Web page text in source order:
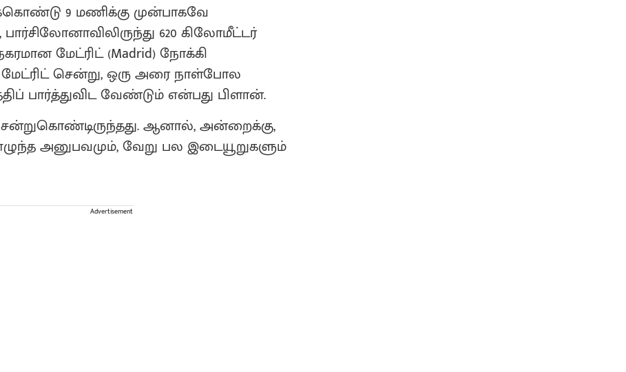
9 மணிக்கு முன்பாகவே
620 கிலோமீட்டர்
மேட்ரிட் (Madrid) நோக்கி
சென்று, ஒரு அரை நாள்போல
பார்த்துவிட வேண்டும் என்பது பிளான்.
ஆனால், அன்றைக்கு,
அனுபவமும், வேறு பல இடையூறுகளும்
Advertisement